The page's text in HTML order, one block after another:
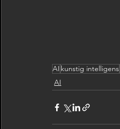
AI kunstig intelligens
AI